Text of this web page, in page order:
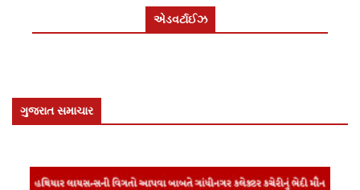
એડવર્ટાઈઝ
ગુજરાત સમાચાર